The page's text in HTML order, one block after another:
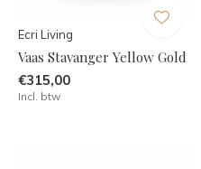
Ecri Living
Vaas Stavanger Yellow Gold
€315,00
Incl. btw